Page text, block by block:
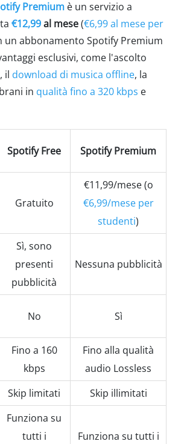
Premium è un servizio a
€12,99al mese(€6,99 al mese per
un abbonamento Spotify Premium
esclusivi, come l'ascolto
il download di musica offline, la
in qualità fino a 320 kbps e
Spotify Free Spotify Premium
Gratuito
€11,99/mese (o
€6,99/mese per
studenti)
Sì, sono
presenti
pubblicità
Nessuna pubblicità
No Sì
Fino a 160
kbps
Fino alla qualità
audio Lossless
Skip limitati Skip illimitati
Funziona su
tutti i
Funziona su tutti i